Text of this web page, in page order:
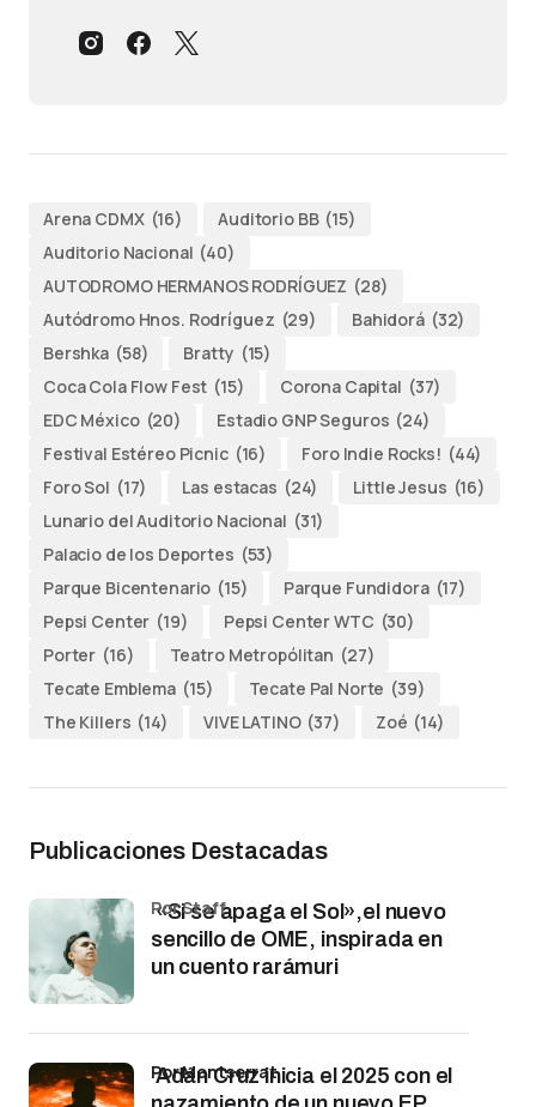
Arena CDMX (16) Auditorio BB (15)
Auditorio Nacional (40)
AUTODROMO HERMANOS RODRÍGUEZ (28)
Autódromo Hnos. Rodríguez (29) Bahidorá (32)
Bershka (58) Bratty (15)
Coca Cola Flow Fest (15) Corona Capital (37)
EDC México (20) Estadio GNP Seguros (24)
Festival Estéreo Picnic (16) Foro Indie Rocks! (44)
Foro Sol (17) Las estacas (24) Little Jesus (16)
Lunario del Auditorio Nacional (31)
Palacio de los Deportes (53)
Parque Bicentenario (15) Parque Fundidora (17)
Pepsi Center (19) Pepsi Center WTC (30)
Porter (16) Teatro Metropólitan (27)
Tecate Emblema (15) Tecate Pal Norte (39)
The Killers (14) VIVE LATINO (37) Zoé (14)
Publicaciones Destacadas
«Si se apaga el Sol»,el nuevo
sencillo de OME, inspirada en
un cuento rarámuri
por Staff
Adán Cruz inicia el 2025 con el
por Montserrat